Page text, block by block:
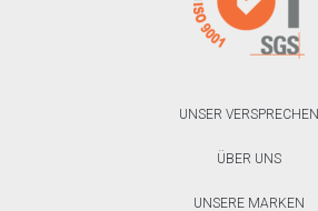
UNSER VERSPRECHEN
ÜBER UNS
UNSERE MARKEN